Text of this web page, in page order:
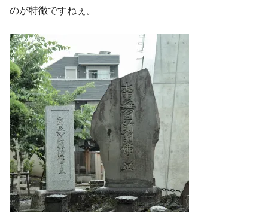
のが特徴ですねぇ。